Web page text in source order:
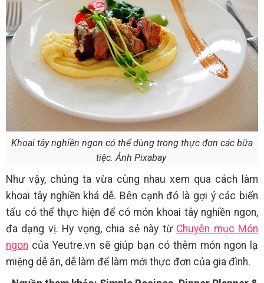
Khoai tây nghiền ngon có thể dùng trong thực đơn các bữa
tiệc. Ảnh Pixabay
Như vậy, chúng ta vừa cùng nhau xem qua cách làm
khoai tây nghiền khá dễ. Bên cạnh đó là gợi ý các biến
tấu có thể thực hiện để có món khoai tây nghiền ngon,
đa dạng vị. Hy vọng, chia sẻ này từ Chuyên mục Món
ngon của Yeutre.vn sẽ giúp bạn có thêm món ngon lạ
miệng dễ ăn, dễ làm để làm mới thực đơn của gia đình.